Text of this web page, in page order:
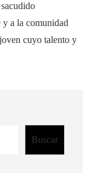
a la comunidad
cuyo talento y
Buscar